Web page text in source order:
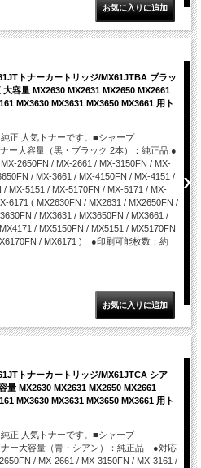
トナーカートリッジ/MX61JTBA ブラッ
大容量 MX2630 MX2631 MX2650 MX2661
MX3630 MX3631 MX3650 MX3661 用ト
純正 人気トナーです。■シャープ
ー大容量（黒・ブラック 2本）：純正品 ●
2650FN / MX-2661 / MX-3150FN / MX-
/ MX-3661 / MX-4150FN / MX-4151 /
MX-5151 / MX-5170FN / MX-5171 / MX-
6171 ( MX2630FN / MX2631 / MX2650FN /
/ MX3631 / MX3650FN / MX3661 /
/ MX5150FN / MX5151 / MX5170FN
/ MX6171 ) ●印刷可能枚数：約
トナーカートリッジ/MX61JTCA シア
量 MX2630 MX2631 MX2650 MX2661
MX3630 MX3631 MX3650 MX3661 用ト
純正 人気トナーです。■シャープ
ナー大容量（青・シアン）：純正品 ●対応
/ MX-2661 / MX-3150FN / MX-3161 /